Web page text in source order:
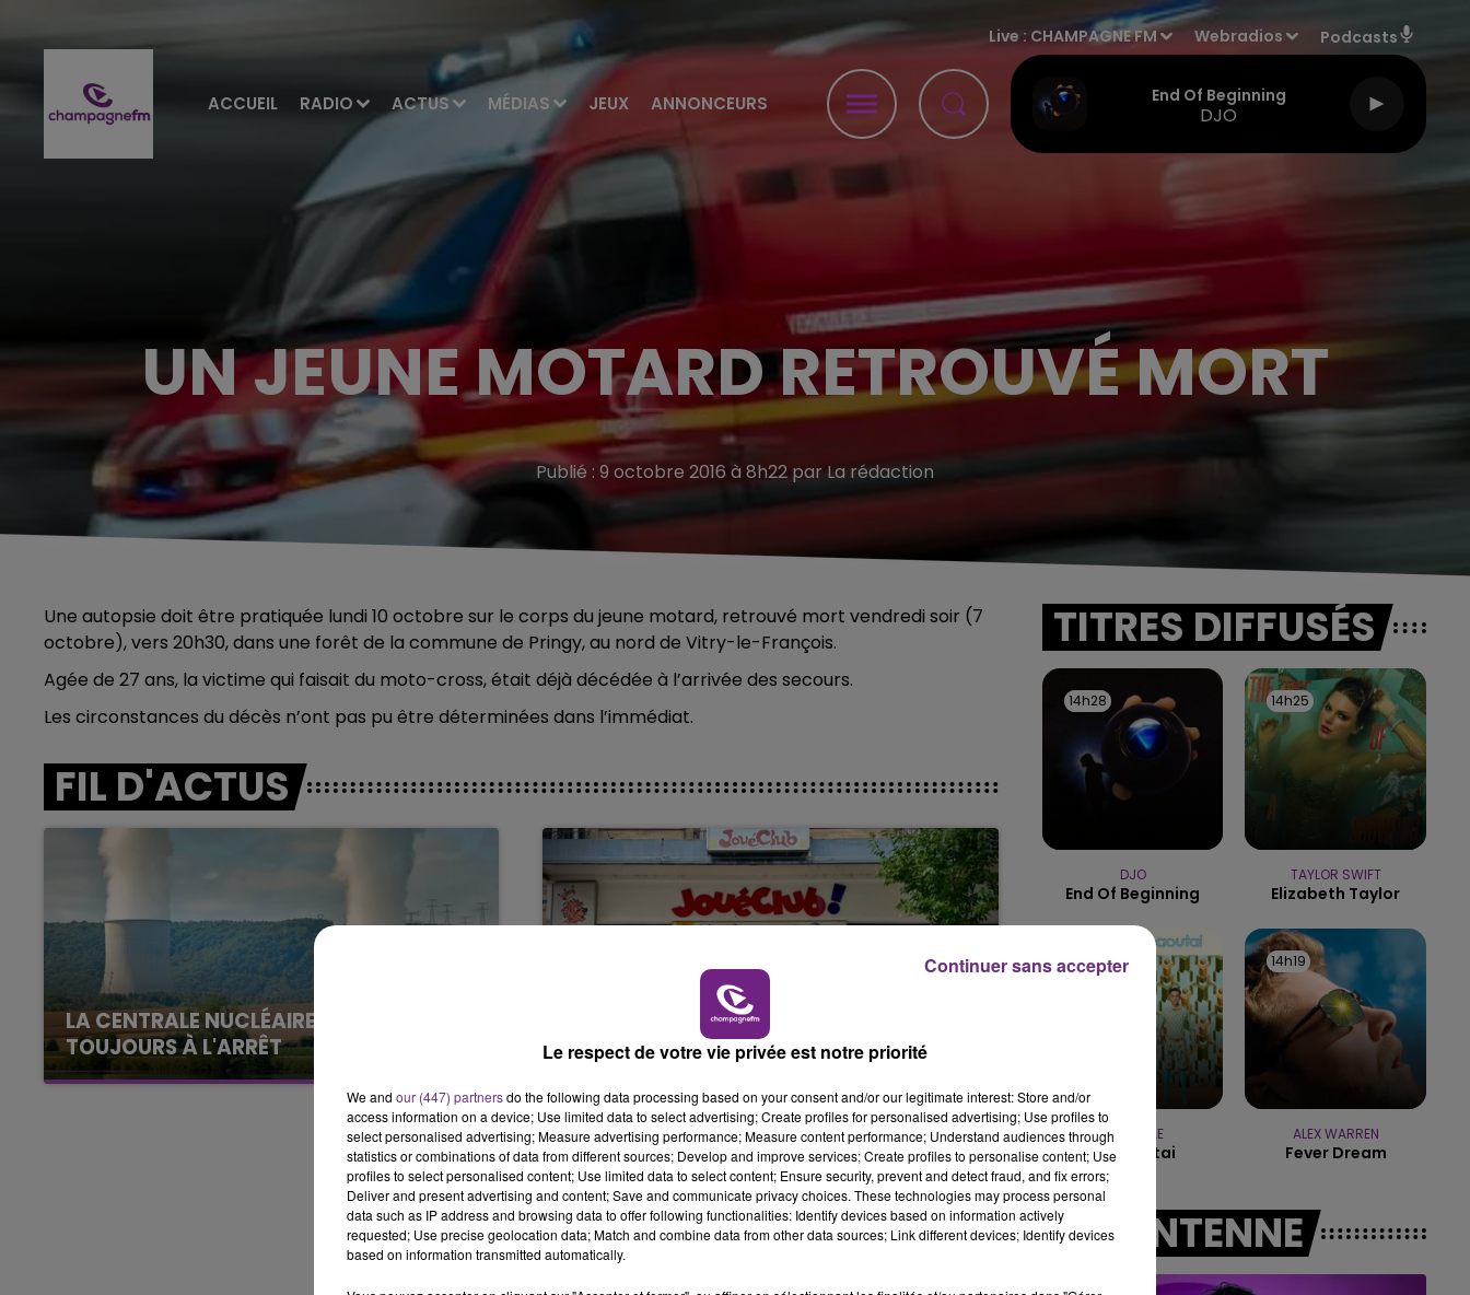
ACCUEIL RADIO ACTUS MÉDIAS JEUX ANNONCEURS
Live : CHAMPAGNE FM Webradios Podcasts
End Of Beginning
DJO
14h00 - 15h00
LA RADIO POP LE CLUB CHAMPAGNE FM
19h00 - 19h15
LA POP MACHINE - CHAMPAGNE FM
UN JEUNE MOTARD RETROUVÉ MORT
Publié : 9 octobre 2016 à 8h22 par La rédaction
Une autopsie doit être pratiquée lundi 10 octobre sur le corps du jeune motard, retrouvé mort vendredi soir (7
octobre), vers 20h30, dans une forêt de la commune de Pringy, au nord de Vitry-le-François.
Agée de 27 ans, la victime qui faisait du moto-cross, était déjà décédée à l’arrivée des secours.
Les circonstances du décès n’ont pas pu être déterminées dans l’immédiat.
FIL D'ACTUS
LA CENTRALE NUCLÉAIRE DE CHOOZ
TOUJOURS À L'ARRÊT
Cela fait déjà une semaine que la centrale
nucléaire ardennaise est à l'arrêt. Une situation
justifiée par la sécheresse intense qui est
LE MAGASIN JOUÉCLUB DE REIMS FERME
SES PORTES
rémois. Le magasin JouéClub est contraint de
fermer ses portes.
TITRES DIFFUSÉS
14h28
14h28
DJO
End Of Beginning
14h25
14h25
TAYLOR SWIFT
Elizabeth Taylor
14h21
14h21
STROMAE
Papaoutai
14h19
14h19
ALEX WARREN
Fever Dream
A L'ANTENNE
Le respect de votre vie privée est notre priorité
We and our (447) partnersdo the following data processing based on your consent and/or our legitimate interest: Store and/or
access information on a device; Use limited data to select advertising; Create profiles for personalised advertising; Use profiles to
select personalised advertising; Measure advertising performance; Measure content performance; Understand audiences through
statistics or combinations of data from different sources; Develop and improve services; Create profiles to personalise content; Use
profiles to select personalised content; Use limited data to select content; Ensure security, prevent and detect fraud, and fix errors;
Deliver and present advertising and content; Save and communicate privacy choices. These technologies may process personal
data such as IP address and browsing data to offer following functionalities: Identify devices based on information actively
requested; Use precise geolocation data; Match and combine data from other data sources; Link different devices; Identify devices
based on information transmitted automatically.
Continuer sans accepter